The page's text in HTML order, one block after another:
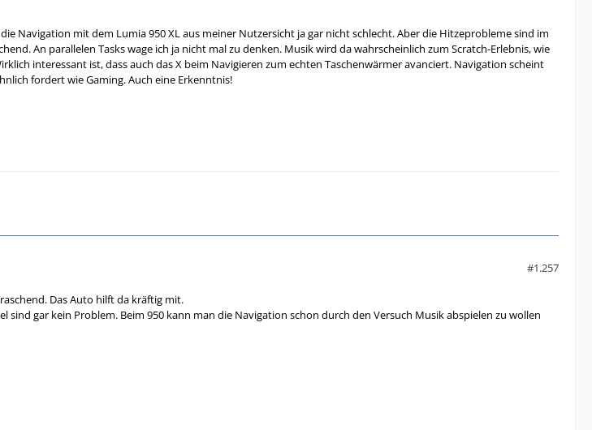
Navigation mit dem Lumia 950 XL aus meiner Nutzersicht ja gar nicht schlecht. Aber die Hitzeprobleme sind im
An parallelen Tasks wage ich ja nicht mal zu denken. Musik wird da wahrscheinlich zum Scratch-Erlebnis, wie
interessant ist, dass auch das X beim Navigieren zum echten Taschenwärmer avanciert. Navigation scheint
fordert wie Gaming. Auch eine Erkenntnis!
#1.257
Das Auto hilft da kräftig mit.
sind gar kein Problem. Beim 950 kann man die Navigation schon durch den Versuch Musik abspielen zu wollen